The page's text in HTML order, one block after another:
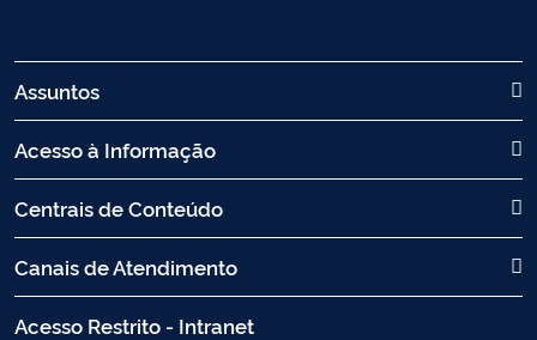
Assuntos
Acesso à Informação
Centrais de Conteúdo
Canais de Atendimento
Acesso Restrito - Intranet